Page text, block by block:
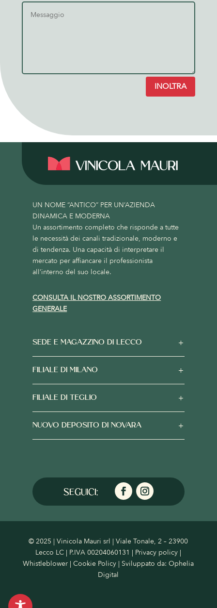
INOLTRA
UN NOME “ANTICO” PER UN’AZIENDA
DINAMICA E MODERNA
Un assortimento completo che risponde a tutte
le necessità dei canali tradizionale, moderno e
di tendenza. Una capacità di interpretare il
mercato per affiancare il professionista
all’interno del suo locale.
CONSULTA IL NOSTRO ASSORTIMENTO
GENERALE
SEDE E MAGAZZINO DI LECCO
FILIALE DI MILANO
FILIALE DI TEGLIO
NUOVO DEPOSITO DI NOVARA
© 2025 | Vinicola Mauri srl | Viale Tonale, 2 – 23900
Lecco LC | P.IVA 00204060131 | Privacy policy |
Whistleblower |Cookie Policy | Sviluppato da:Ophelia
Digital